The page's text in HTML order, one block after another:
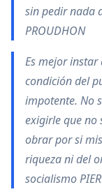
sin pedir nada
PROUDHON
Es mejor instar
condición del
impotente. No
exigirle que no
obrar por si
riqueza ni del
socialismo